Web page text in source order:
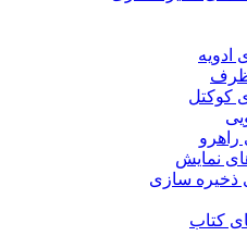
ادویه
ظرف
کوکتل
راهرو
نمایش
ذخیره سازی
کتاب